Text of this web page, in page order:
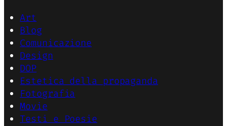
Art
Blog
Comunicazione
Design
DOP
Estetica della propaganda
Fotografia
Movie
Testi e Poesie